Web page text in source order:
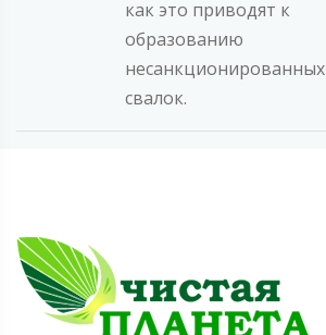
как это приводят к
образованию
несанкционированных
свалок.